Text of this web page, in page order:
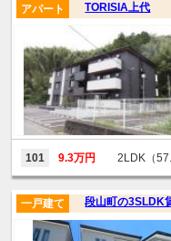
TORISIA上代
アパート
101 9.3万円 2LDK（
段山町の3SLDK
一戸建て